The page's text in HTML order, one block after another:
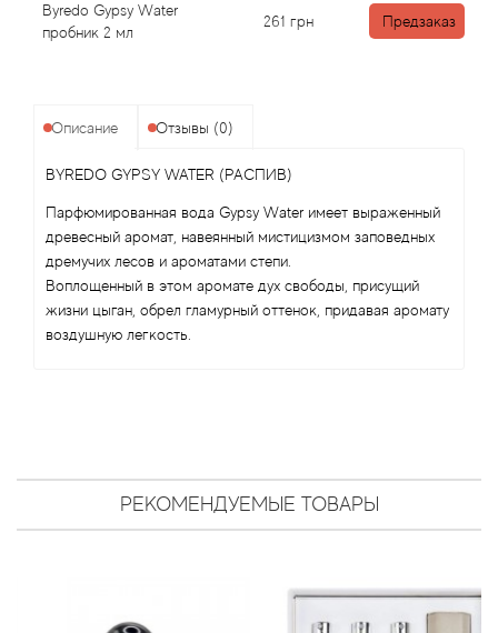
Byredo Gypsy Water
пробник 2 мл
261 грн Предзаказ
Описание Отзывы (0)
BYREDO GYPSY WATER (РАСПИВ)
Парфюмированная вода Gypsy Water имеет выраженный
древесный аромат, навеянный мистицизмом заповедных
дремучих лесов и ароматами степи.
Воплощенный в этом аромате дух свободы, присущий
жизни цыган, обрел гламурный оттенок, придавая аромату
воздушную легкость.
РЕКОМЕНДУЕМЫЕ ТОВАРЫ
Antonio Banderas
Antonio Visconti
Arabesque Perfumes
Arabiyat
Armaf
Armand Basi